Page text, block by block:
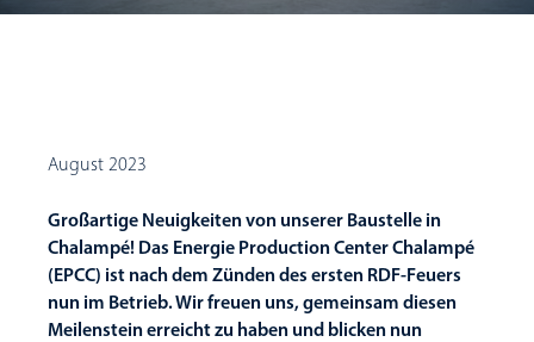
August 2023
Großartige Neuigkeiten von unserer Baustelle in
Chalampé! Das Energie Production Center Chalampé
(EPCC) ist nach dem Zünden des ersten RDF-Feuers
nun im Betrieb. Wir freuen uns, gemeinsam diesen
Meilenstein erreicht zu haben und blicken nun